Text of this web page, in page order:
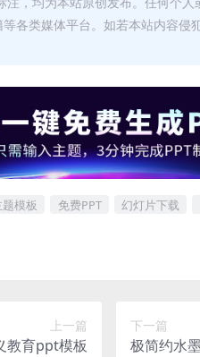
各类媒体平台。如若本站内容侵
题模板 免费PPT 幻灯片下载
上一篇
教育ppt模板
下一篇
极简约水